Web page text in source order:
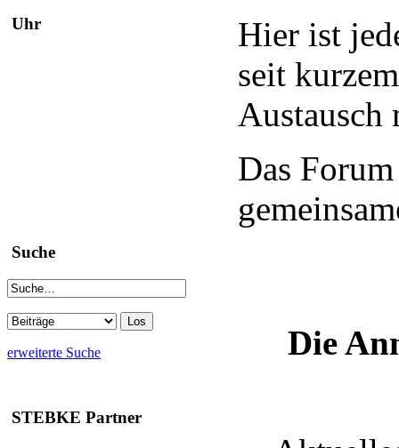
Uhr
Suche
erweiterte Suche
STEBKE Partner
Hier ist
seit
Austausch
Das
Die